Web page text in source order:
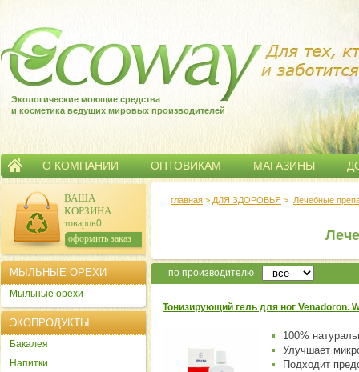
Экологические моющие средства
и косметика ведущих мировых производителей
О КОМПАНИИ ОПТОВИКАМ МАГАЗИНЫ
главная > ДЛЯ ЗДОРОВЬЯ > Лечебные
по производителю
Тонизирующий гель для ног Venadoron.
100%
Улучшает
Подходит
ВАША
КОРЗИНА:
товаров:0
сумма: 0р.
оформить заказ
МЫЛЬНЫЕ ОРЕХИ
Мыльные орехи
ЭКОПРОДУКТЫ
Бакалея
Напитки